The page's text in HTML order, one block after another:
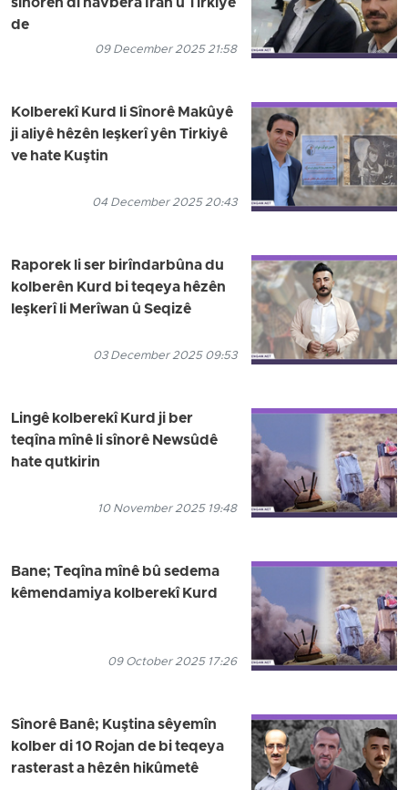
de
09 December 2025 21:58
Kolberekî Kurd li Sînorê Makûyê
ji aliyê hêzên leşkerî yên Tirkiyê
ve hate Kuştin
04 December 2025 20:43
Raporek li ser birîndarbûna du
kolberên Kurd bi teqeya hêzên
leşkerî li Merîwan û Seqizê
03 December 2025 09:53
Lingê kolberekî Kurd ji ber
teqîna mînê li sînorê Newsûdê
hate qutkirin
10 November 2025 19:48
Bane; Teqîna mînê bû sedema
kêmendamiya kolberekî Kurd
09 October 2025 17:26
Sînorê Banê; Kuştina sêyemîn
kolber di 10 Rojan de bi teqeya
rasterast a hêzên hikûmetê